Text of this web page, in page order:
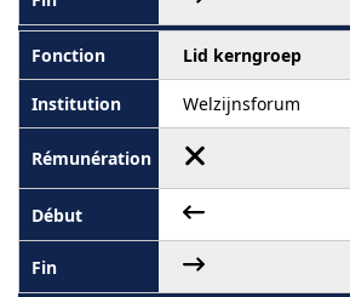
Lid kerngroep
Welzijnsforum